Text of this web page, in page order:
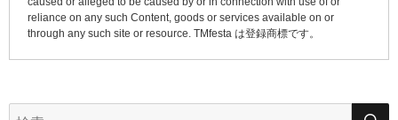
reliance on any such Content, goods or services available on or
through any such site or resource. TMfesta は登録商標です。